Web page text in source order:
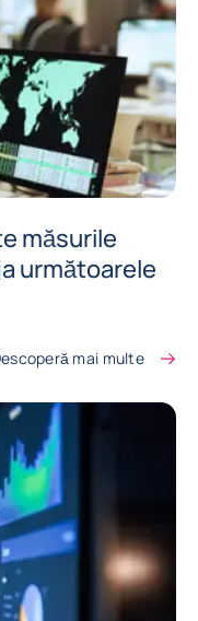
măsurile
următoarele
mai multe